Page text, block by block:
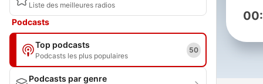
Liste des meilleures radios
Podcasts
Top podcasts
Podcasts les plus populaires
50
Podcasts par genre